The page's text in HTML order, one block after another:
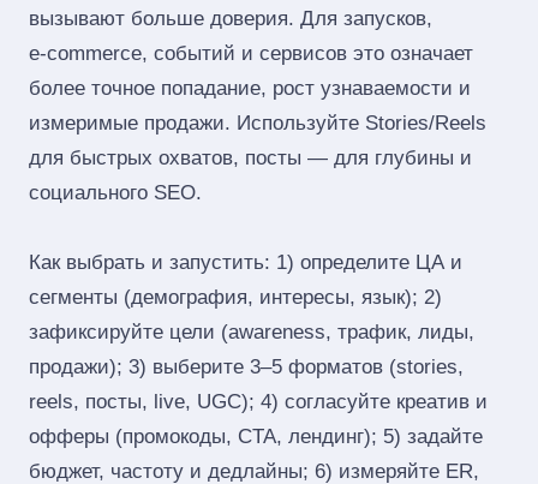
вызывают больше доверия. Для запусков,
e‑commerce, событий и сервисов это означает
более точное попадание, рост узнаваемости и
измеримые продажи. Используйте Stories/Reels
для быстрых охватов, посты — для глубины и
социального SEO.
Как выбрать и запустить: 1) определите ЦА и
сегменты (демография, интересы, язык); 2)
зафиксируйте цели (awareness, трафик, лиды,
продажи); 3) выберите 3–5 форматов (stories,
reels, посты, live, UGC); 4) согласуйте креатив и
офферы (промокоды, CTA, лендинг); 5) задайте
бюджет, частоту и дедлайны; 6) измеряйте ER,